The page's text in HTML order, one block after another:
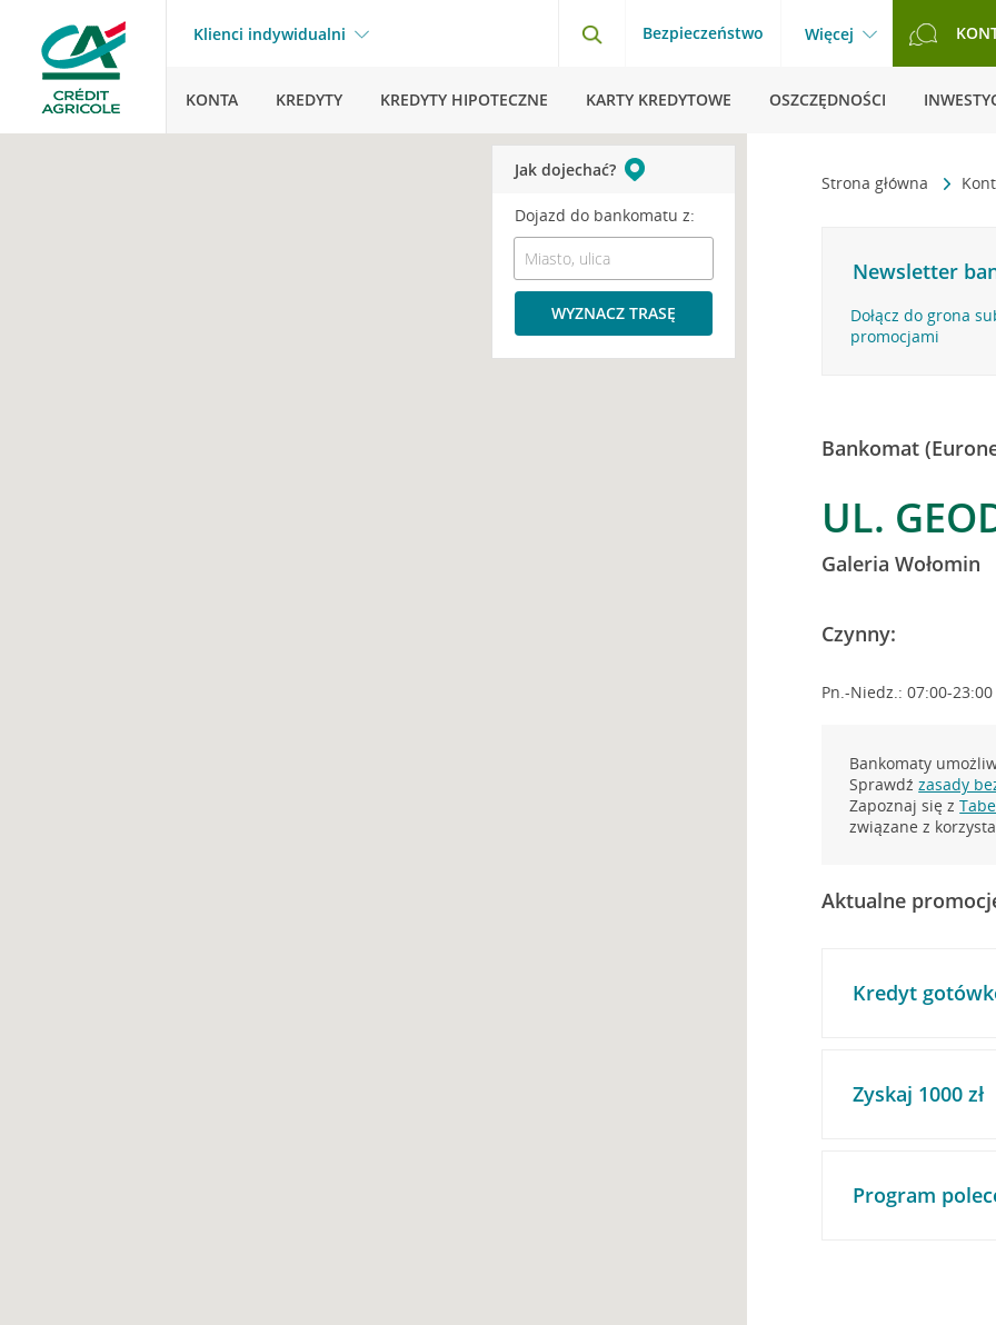
Klienci indywidualni Bezpieczeństwo Więcej
KONTA KREDYTY KREDYTY HIPOTECZNE KARTY KREDYTOWE OSZCZĘDNOŚCI
Strona główna
Newsletter
Dołącz do grona
promocjami
Bankomat
UL.
Galeria Wołomin
Czynny:
Pn.-Niedz.: 07:00-23:00
Bankomaty
Sprawdźzasady
Zapoznaj się z
związane z
Aktualne
Kredyt
Zyskaj 1000 zł
Program
Jak dojechać?
Dojazd do bankomatu z:
WYZNACZ TRASĘ